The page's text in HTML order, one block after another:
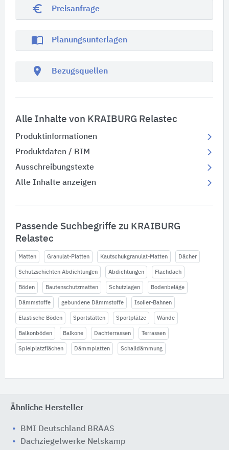
euro_symbol Preisanfrage
import_contacts Planungsunterlagen
location_on Bezugsquellen
Alle Inhalte von KRAIBURG Relastec
Produktinformationen
Produktdaten / BIM
Ausschreibungstexte
Alle Inhalte anzeigen
Passende Suchbegriffe zu KRAIBURG
Relastec
Matten Granulat-Platten Kautschukgranulat-Matten Dächer
Schutzschichten Abdichtungen Abdichtungen Flachdach
Böden Bautenschutzmatten Schutzlagen Bodenbeläge
Dämmstoffe gebundene Dämmstoffe Isolier-Bahnen
Elastische Böden Sportstätten Sportplätze Wände
Balkonböden Balkone Dachterrassen Terrassen
Spielplatzflächen Dämmplatten Schalldämmung
Ähnliche Hersteller
BMI Deutschland BRAAS
Dachziegelwerke Nelskamp